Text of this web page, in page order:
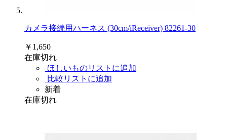
カメラ接続用ハーネス (30cm/iReceiver) 82261-30
￥1,650
在庫切れ
ほしいものリストに追加
比較リストに追加
新着
在庫切れ